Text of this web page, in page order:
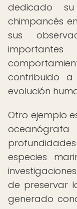
dedicado
chimpancés
sus
importantes
contribuido
evolución
Otro ejemplo
especies
de preservar
generado